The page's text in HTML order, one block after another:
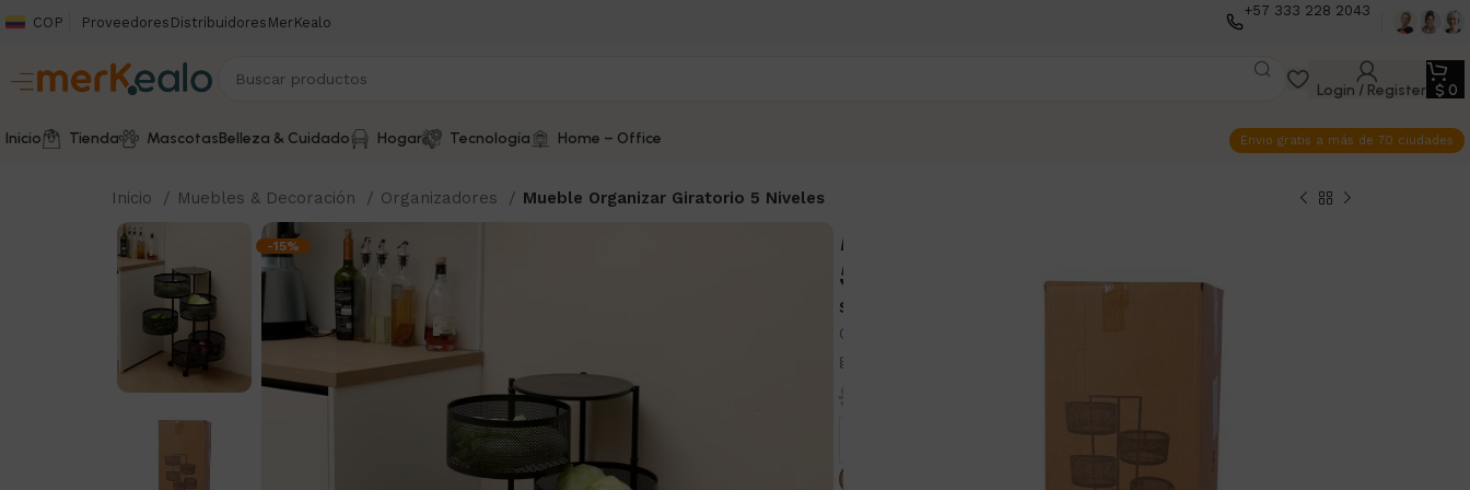
COP Proveedores Distribuidores MerKealo
+57 333 228 2043
Login / Register $ 0
Inicio Tienda MascotasBelleza & Cuidado Hogar Tecnología Home – Office Envio gratis a más de 70 ciudades
Inicio Muebles & Decoración Organizadores Mueble Organizar Giratorio 5 Niveles
-15%
Mueble Organizar Giratorio
5 Niveles
SKU:
Organiza frutas, verduras o accesorios en un solo mueble
giratorio, práctico y con diseño moderno.
Añadir al carrito